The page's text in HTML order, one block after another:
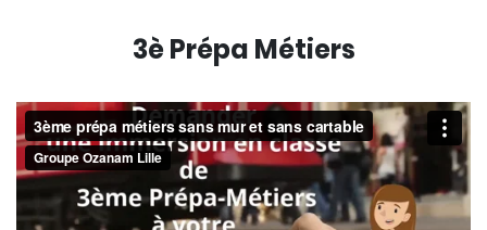
3è Prépa Métiers